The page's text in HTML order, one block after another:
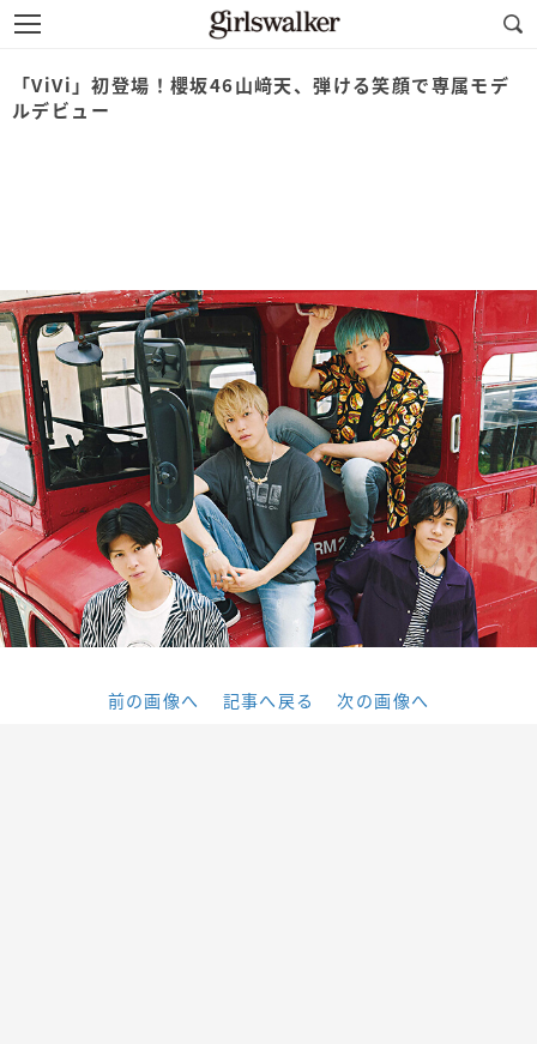
「ViVi」初登場！櫻坂46山﨑天、弾ける笑顔で専属モデ
ルデビュー
前の画像へ 記事へ戻る 次の画像へ